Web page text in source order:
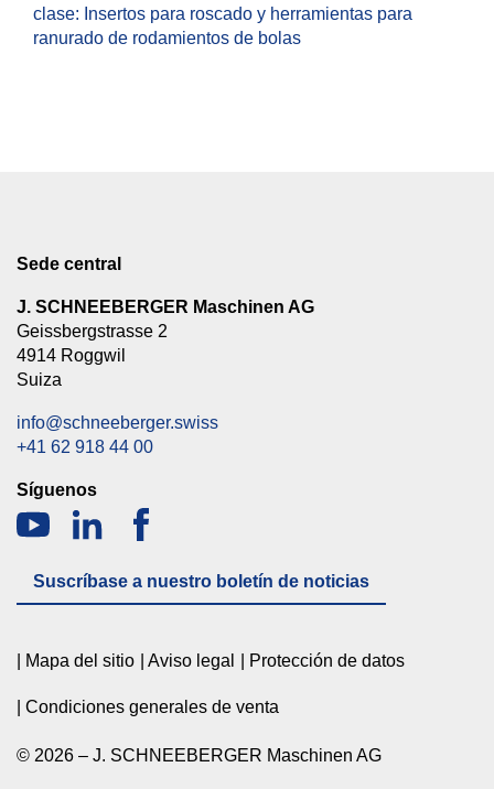
clase: Insertos para roscado y herramientas para
ranurado de rodamientos de bolas
Sede central
J. SCHNEEBERGER Maschinen AG
Geissbergstrasse 2
4914 Roggwil
Suiza
info@schneeberger.swiss
+41 62 918 44 00
Síguenos
Suscríbase a nuestro boletín de noticias
Mapa del sitio Aviso legal Protección de datos
Condiciones generales de venta
© 2026 – J. SCHNEEBERGER Maschinen AG